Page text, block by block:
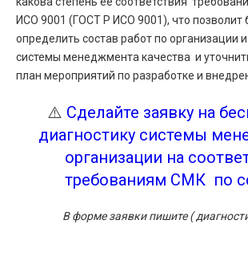
ИСО 9001 (ГОСТ Р ИСО 9001), что позволит
определить состав работ по организации
системы менеджмента качества и
план мероприятий по разработке и
⚠️ Сделайте заявку на
диагностику системы
организации на
требованиям СМК по
В форме заявки пишите (